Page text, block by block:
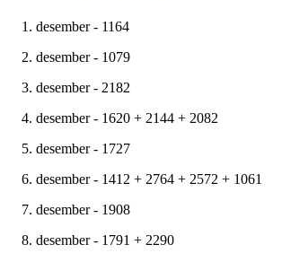
1. desember - 1164
2. desember - 1079
3. desember - 2182
4. desember - 1620 + 2144 + 2082
5. desember - 1727
6. desember - 1412 + 2764 + 2572 + 1061
7. desember - 1908
8. desember - 1791 + 2290